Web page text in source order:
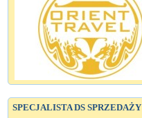
SPECJALISTA DS SPRZEDAŻY